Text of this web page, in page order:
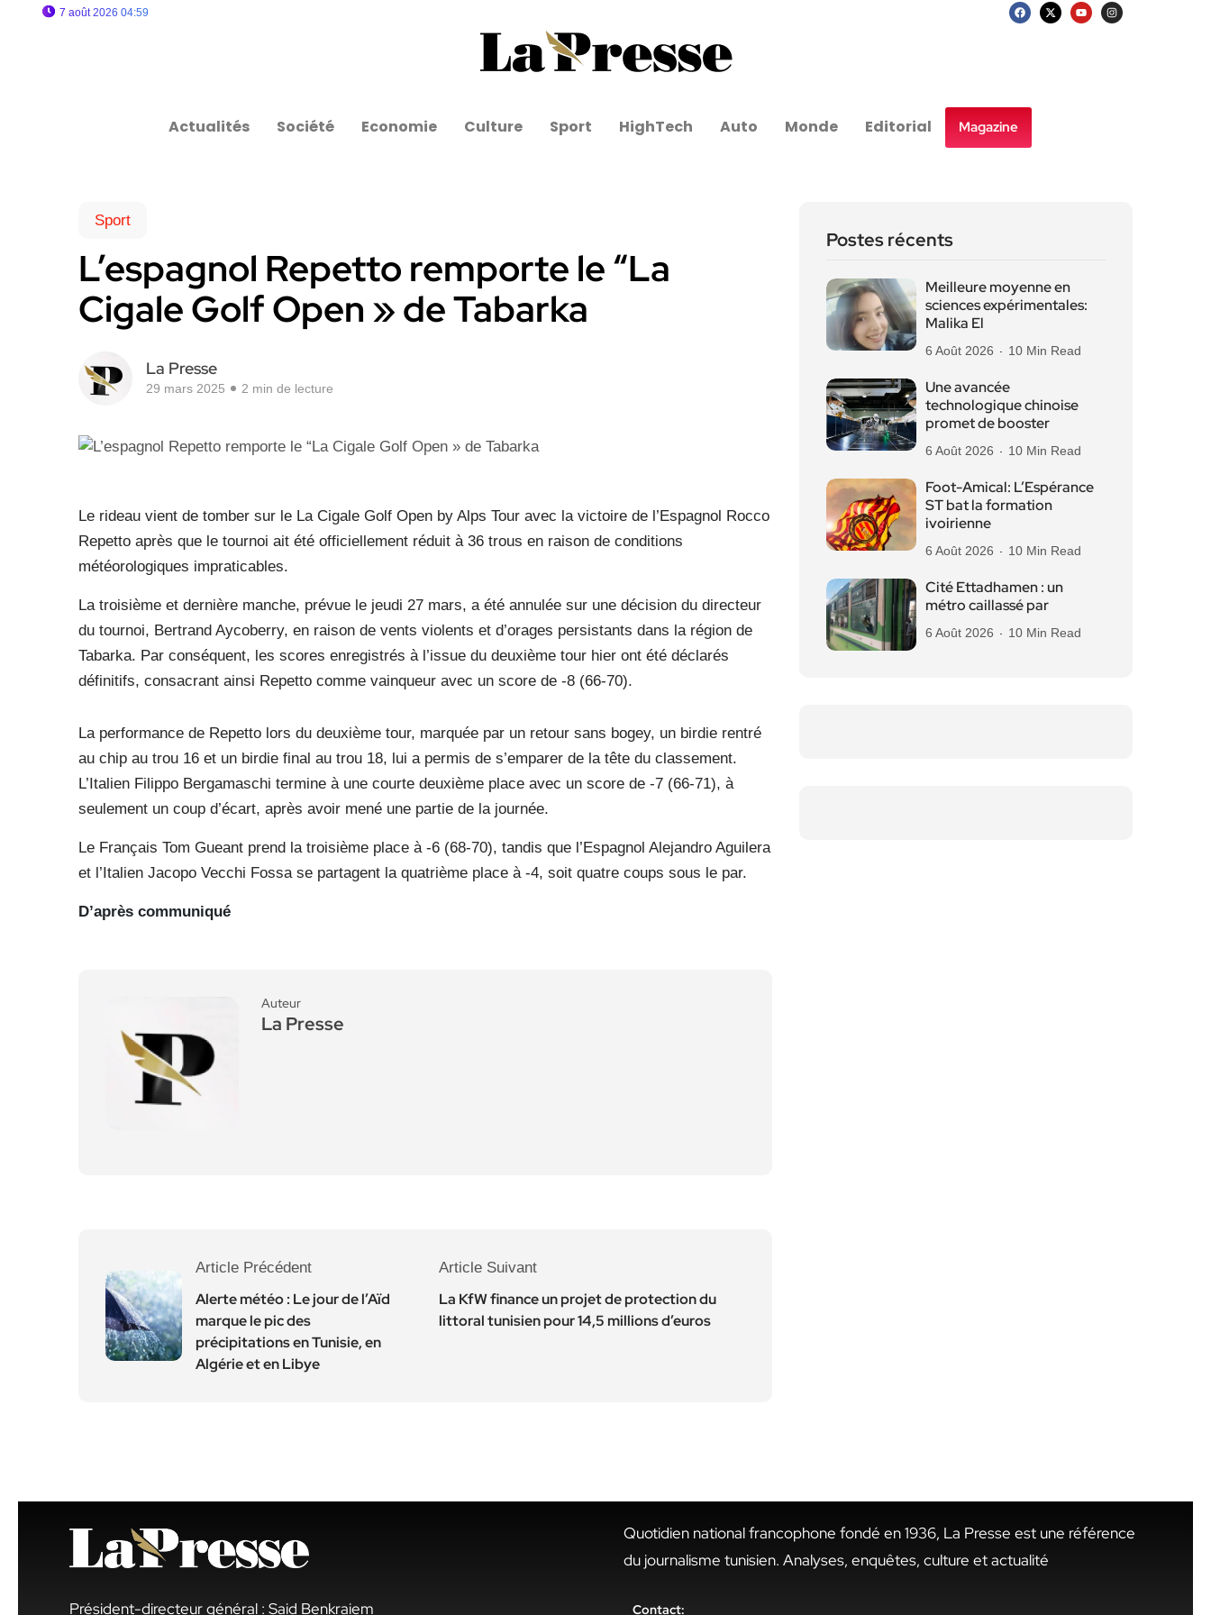
7 août 2026 04:59
Actualités Société Economie Culture Sport HighTech Auto Monde Editorial Magazine
Sport
L’espagnol Repetto remporte le “La
Cigale Golf Open » de Tabarka
La Presse
29 mars 2025 2 min de lecture
Le rideau vient de tomber sur le La Cigale Golf Open by Alps Tour avec la victoire de l’Espagnol Rocco
Repetto après que le tournoi ait été officiellement réduit à 36 trous en raison de conditions
météorologiques impraticables.
La troisième et dernière manche, prévue le jeudi 27 mars, a été annulée sur une décision du directeur
du tournoi, Bertrand Aycoberry, en raison de vents violents et d’orages persistants dans la région de
Tabarka. Par conséquent, les scores enregistrés à l’issue du deuxième tour hier ont été déclarés
définitifs, consacrant ainsi Repetto comme vainqueur avec un score de -8 (66-70).
La performance de Repetto lors du deuxième tour, marquée par un retour sans bogey, un birdie rentré
au chip au trou 16 et un birdie final au trou 18, lui a permis de s’emparer de la tête du classement.
L’Italien Filippo Bergamaschi termine à une courte deuxième place avec un score de -7 (66-71), à
seulement un coup d’écart, après avoir mené une partie de la journée.
Le Français Tom Gueant prend la troisième place à -6 (68-70), tandis que l’Espagnol Alejandro Aguilera
et l’Italien Jacopo Vecchi Fossa se partagent la quatrième place à -4, soit quatre coups sous le par.
D’après communiqué
Auteur
La Presse
Article Précédent
Alerte météo : Le jour de l’Aïd
marque le pic des
précipitations en Tunisie, en
Algérie et en Libye
Article Suivant
La KfW finance un projet de protection du
littoral tunisien pour 14,5 millions d’euros
Postes récents
Meilleure moyenne en
sciences expérimentales:
Malika El
6 Août 2026 10 Min Read
Une avancée
technologique chinoise
promet de booster
6 Août 2026 10 Min Read
Foot-Amical: L’Espérance
ST bat la formation
ivoirienne
6 Août 2026 10 Min Read
Cité Ettadhamen : un
métro caillassé par
6 Août 2026 10 Min Read
Président-directeur général : Said Benkraiem
Quotidien national francophone fondé en 1936, La Presse est une référence
du journalisme tunisien. Analyses, enquêtes, culture et actualité
Contact: